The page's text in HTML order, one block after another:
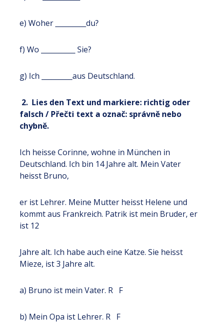
e) Woher _________du?
f) Wo __________ Sie?
g) Ich _________aus Deutschland.
2. Lies den Text und markiere: richtig oder
falsch / Přečti text a označ: správně nebo
chybně.
Ich heisse Corinne, wohne in München in
Deutschland. Ich bin 14 Jahre alt. Mein Vater
heisst Bruno,
er ist Lehrer. Meine Mutter heisst Helene und
kommt aus Frankreich. Patrik ist mein Bruder, er
ist 12
Jahre alt. Ich habe auch eine Katze. Sie heisst
Mieze, ist 3 Jahre alt.
a) Bruno ist mein Vater. R F
b) Mein Opa ist Lehrer. R F